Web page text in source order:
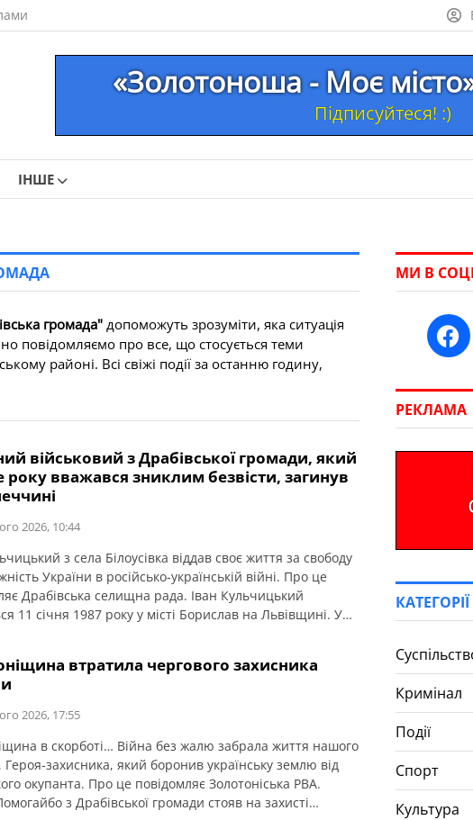
«Золотоноша - Моє
Підписуйтеся! :)
ІНШЕ
громада" допоможуть зрозуміти, яка ситуація
повідомляємо про все, що стосується теми
районі. Всі свіжі події за останню годину,
військовий з Драбівської громади, який
року вважався зниклим безвісти, загинув
2026, 10:44
з села Білоусівка віддав своє життя за свободу
України в російсько-українській війні. Про це
Драбівська селищна рада. Іван Кульчицький
11 січня 1987 року у місті Борислав на Львівщині. У
втратила чергового захисника
2026, 17:55
в скорботі… Війна без жалю забрала життя нашого
Героя-захисника, який боронив українську землю від
окупанта. Про це повідомляє Золотоніська РВА.
з Драбівської громади стояв на захисті
МИ В
РЕКЛАМА
КАТЕГОРІЇ
Кримінал
Події
Спорт
Культура